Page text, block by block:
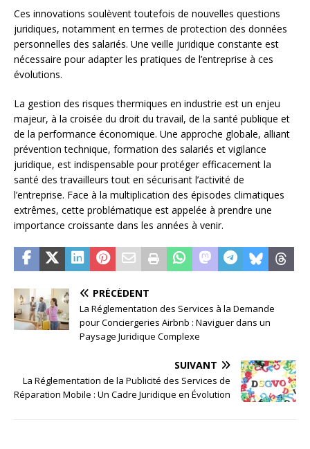
Ces innovations soulèvent toutefois de nouvelles questions
juridiques, notamment en termes de protection des données
personnelles des salariés. Une veille juridique constante est
nécessaire pour adapter les pratiques de l’entreprise à ces
évolutions.
La gestion des risques thermiques en industrie est un enjeu
majeur, à la croisée du droit du travail, de la santé publique et
de la performance économique. Une approche globale, alliant
prévention technique, formation des salariés et vigilance
juridique, est indispensable pour protéger efficacement la
santé des travailleurs tout en sécurisant l’activité de
l’entreprise. Face à la multiplication des épisodes climatiques
extrêmes, cette problématique est appelée à prendre une
importance croissante dans les années à venir.
PRÉCÉDENT
La Réglementation des Services à la Demande
pour Conciergeries Airbnb : Naviguer dans un
Paysage Juridique Complexe
SUIVANT
La Réglementation de la Publicité des Services de
Réparation Mobile : Un Cadre Juridique en Évolution